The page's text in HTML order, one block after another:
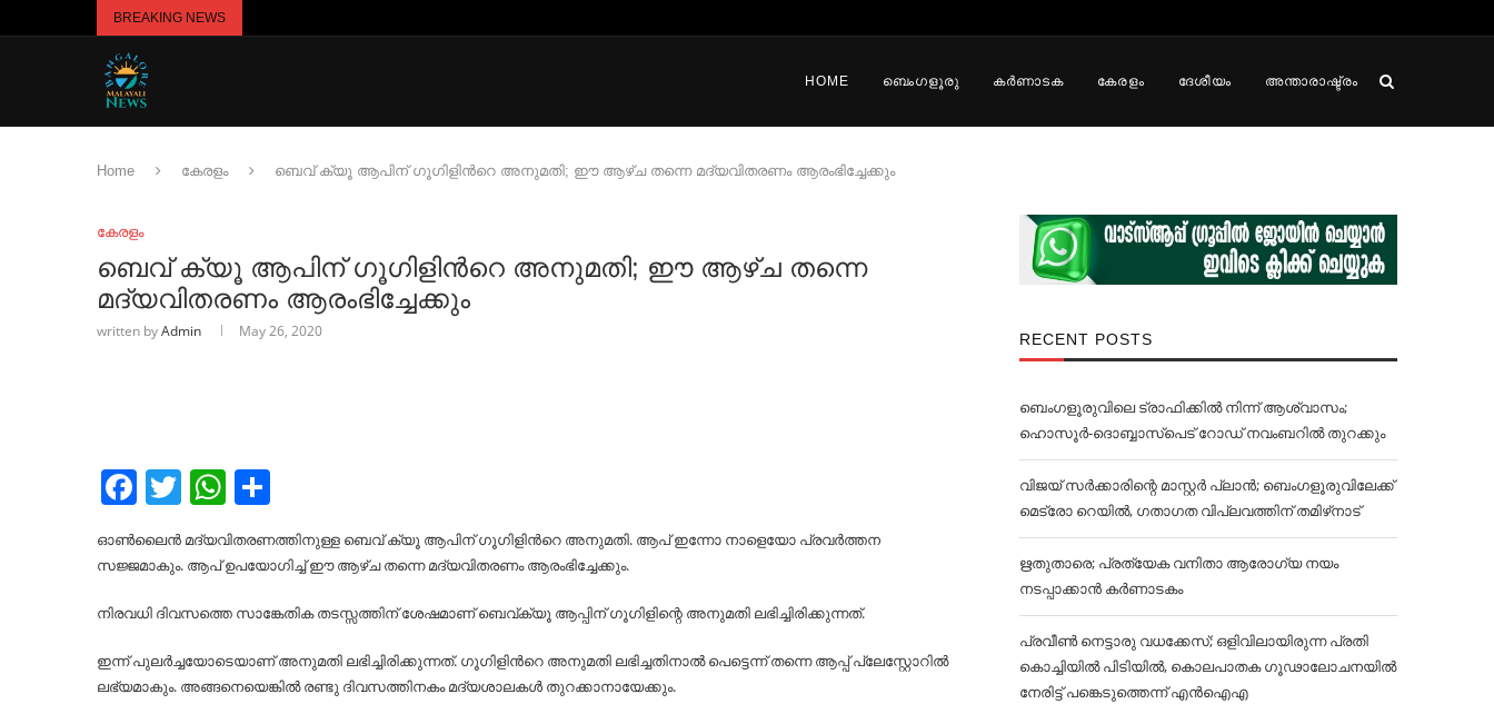
BREAKING NEWS
HOME ബെംഗളൂരു കർണാടക കേരളം ദേശീയം അന്താരാഷ്ട്രം
Home കേരളം ബെവ് ക്യൂ ആപിന് ഗൂഗിളിന്‍റെ അനുമതി; ഈ ആഴ്ച തന്നെ മദ്യവിതരണം ആരംഭിച്ചേക്കും
കേരളം
ബെവ് ക്യൂ ആപിന് ഗൂഗിളിന്‍റെ അനുമതി; ഈ ആഴ്ച തന്നെ
മദ്യവിതരണം ആരംഭിച്ചേക്കും
written byAdmin May 26, 2020
Facebook
TwitterWhatsApp
ഓൺലൈൻ മദ്യവിതരണത്തിനുള്ള ബെവ് ക്യൂ ആപിന് ഗൂഗിളിന്‍റെ അനുമതി. ആപ് ഇന്നോ നാളെയോ പ്രവര്‍ത്തന
സജ്ജമാകും. ആപ് ഉപയോഗിച്ച് ഈ ആഴ്ച തന്നെ മദ്യവിതരണം ആരംഭിച്ചേക്കും.
നിരവധി ദിവസത്തെ സാങ്കേതിക തടസ്സത്തിന് ശേഷമാണ് ബെവ്ക്യൂ ആപ്പിന് ഗൂഗിളിന്റെ അനുമതി ലഭിച്ചിരിക്കുന്നത്.
ഇന്ന് പുലര്‍ച്ചയോടെയാണ് അനുമതി ലഭിച്ചിരിക്കുന്നത്. ഗൂഗിളിന്‍റെ അനുമതി ലഭിച്ചതിനാല്‍ പെട്ടെന്ന് തന്നെ ആപ്പ് പ്ലേസ്റ്റോറില്‍
ലഭ്യമാകും. അങ്ങനെയെങ്കിൽ രണ്ടു ദിവസത്തിനകം മദ്യശാലകൾ തുറക്കാനായേക്കും.
RECENT POSTS
ബെംഗളൂരുവിലെ ട്രാഫിക്കില്‍ നിന്ന് ആശ്വാസം;
ഹൊസൂര്‍-ദൊബ്ബാസ്പെട് റോഡ് നവംബറില്‍ തുറക്കും
വിജയ് സര്‍ക്കാരിന്റെ മാസ്റ്റര്‍ പ്ലാന്‍; ബെംഗളൂരുവിലേക്ക്
മെട്രോ റെയില്‍, ഗതാഗത വിപ്ലവത്തിന് തമിഴ്‌നാട്
ഋതുതാരെ; പ്രത്യേക വനിതാ ആരോഗ്യ നയം
നടപ്പാക്കാൻ കര്‍ണാടകം
പ്രവീൺ നെട്ടാരു വധക്കേസ്; ഒളിവിലായിരുന്ന പ്രതി
കൊച്ചിയിൽ പിടിയിൽ, കൊലപാതക ഗൂഢാലോചനയിൽ
നേരിട്ട് പങ്കെടുത്തെന്ന് എൻഐഎ